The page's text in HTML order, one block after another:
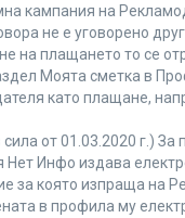
кампания на
не е уговорено
на плащането то се
Моята сметка в
като плащане,
от 01.03.2020 г.) За
Инфо издава
за която изпраща на
в профила му